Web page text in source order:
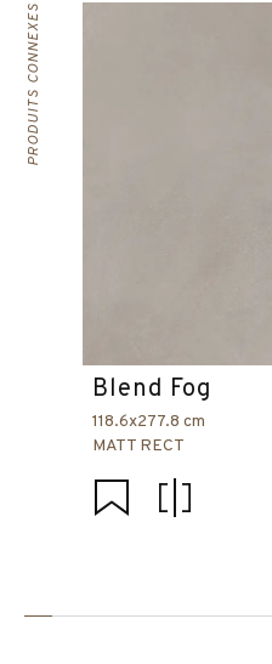
PRODUITS CONNEXES
Blend Fog
118.6x277.8 cm
MATT RECT